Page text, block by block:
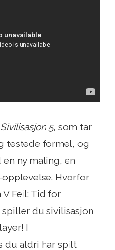
Sivilisasjon 5, som tar
testede formel, og
ny maling, en
Hvorfor
Feil: Tid for
du sivilisasjon
I
du aldri har spilt